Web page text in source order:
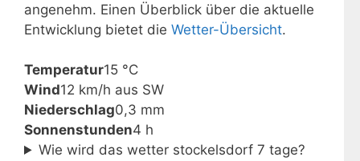
angenehm. Einen Überblick über die aktuelle
Entwicklung bietet die Wetter-Übersicht.
Temperatur15 °C
Wind12 km/h aus SW
Niederschlag0,3 mm
Sonnenstunden4 h
Wie wird das wetter stockelsdorf 7 tage?